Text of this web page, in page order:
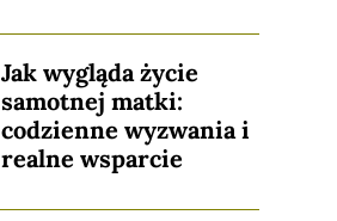
Jak wygląda życie
samotnej matki:
codzienne wyzwania i
realne wsparcie